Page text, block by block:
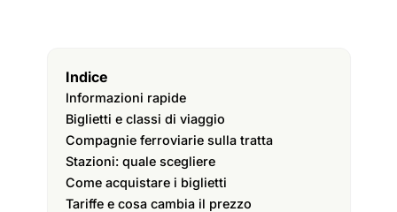
Indice
Informazioni rapide
Biglietti e classi di viaggio
Compagnie ferroviarie sulla tratta
Stazioni: quale scegliere
Come acquistare i biglietti
Tariffe e cosa cambia il prezzo